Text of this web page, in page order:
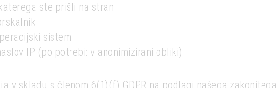
ste prišli na stran
sistem
IP (po potrebi: v anonimizirani obliki)
v skladu s členom 6(1)(f) GDPR na podlagi našega